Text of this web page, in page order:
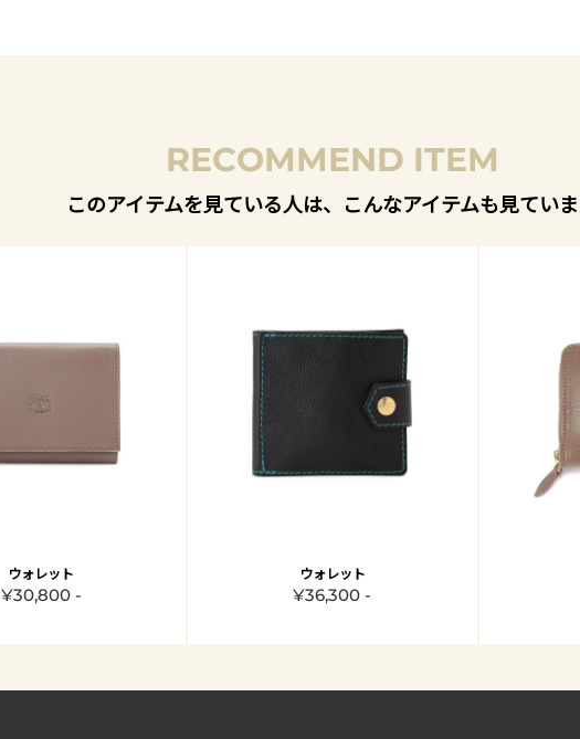
RECOMMEND ITEM
このアイテムを見ている人は、こんなアイテムも見てい
ウォレット
¥30,800 -
ウォレット
¥36,300 -